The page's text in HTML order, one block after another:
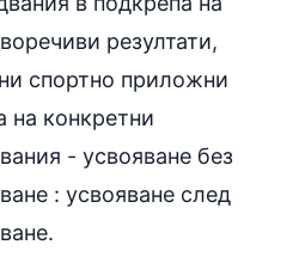
резултати,
спортно приложни
на конкретни
- усвояване без
: усвояване след